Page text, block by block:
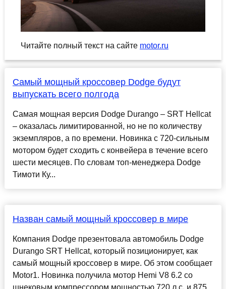
Читайте полный текст на сайте motor.ru
Самый мощный кроссовер Dodge будут
выпускать всего полгода
Самая мощная версия Dodge Durango – SRT Hellcat
– оказалась лимитированной, но не по количеству
экземпляров, а по времени. Новинка с 720-сильным
мотором будет сходить с конвейера в течение всего
шести месяцев. По словам топ-менеджера Dodge
Тимоти Ку...
Назван самый мощный кроссовер в мире
Компания Dodge презентовала автомобиль Dodge
Durango SRT Hellcat, который позиционирует, как
самый мощный кроссовер в мире. Об этом сообщает
Motor1. Новинка получила мотор Hemi V8 6.2 со
шнековым компрессором мощностью 720 л.с. и 875